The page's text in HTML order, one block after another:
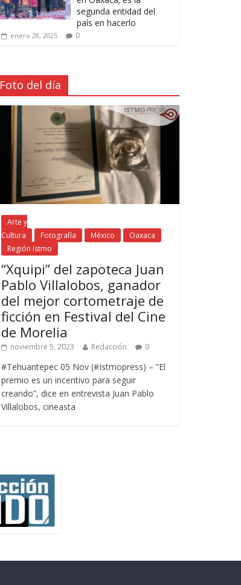
segunda entidad del
país en hacerlo
enero 28, 2025 0
Foto del día
Arte y
Cultura
Fotografía México
Oaxaca
Región Istmo
“Xquipi” del zapoteca Juan
Pablo Villalobos, ganador
del mejor cortometraje de
ficción en Festival del Cine
de Morelia
noviembre 5, 2023 Redacción 0
#Tehuantepec 05 Nov (#Istmopress) – “El
premio es un incentivo para seguir
creando”, dice en entrevista Juan Pablo
Villalobos, cineasta